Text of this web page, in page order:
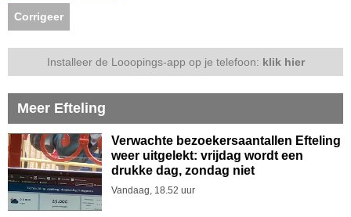
Corrigeer
Installeer de Looopings-app op je telefoon: klik hier
Meer Efteling
Verwachte bezoekersaantallen Efteling
weer uitgelekt: vrijdag wordt een
drukke dag, zondag niet
Vandaag, 18.52 uur